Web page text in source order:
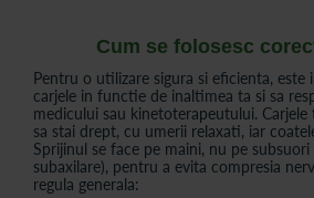
Cum se folosesc
Pentru o utilizare sigura si eficienta, este
carjele in functie de inaltimea ta si sa
medicului sau kinetoterapeutului.
sa stai drept, cu umerii relaxati, iar
Sprijinul se face pe maini, nu pe
subaxilare), pentru a evita compresia
regula generala: